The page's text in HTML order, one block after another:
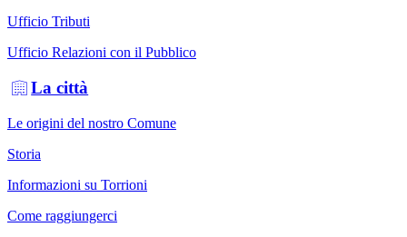
Ufficio Tributi
Ufficio Relazioni con il Pubblico
La città
Le origini del nostro Comune
Storia
Informazioni su Torrioni
Come raggiungerci